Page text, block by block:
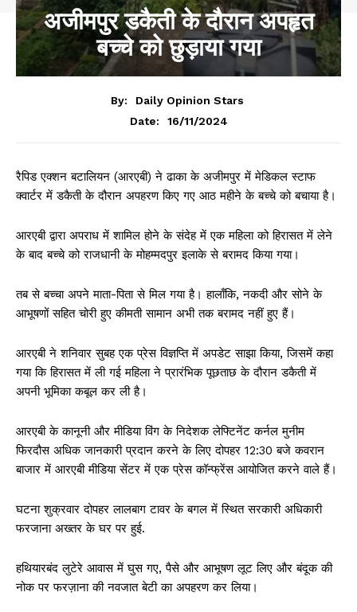
अजीमपुर डकैती के दौरान अपहृत
बच्चे को छुड़ाया गया
By:
Daily Opinion Stars
Date:
16/11/2024
रैपिड एक्शन बटालियन (आरएबी) ने ढाका के अजीमपुर में मेडिकल स्टाफ
क्वार्टर में डकैती के दौरान अपहरण किए गए आठ महीने के बच्चे को बचाया है।
आरएबी द्वारा अपराध में शामिल होने के संदेह में एक महिला को हिरासत में लेने
के बाद बच्चे को राजधानी के मोहम्मदपुर इलाके से बरामद किया गया।
तब से बच्चा अपने माता-पिता से मिल गया है। हालाँकि, नकदी और सोने के
आभूषणों सहित चोरी हुए कीमती सामान अभी तक बरामद नहीं हुए हैं।
आरएबी ने शनिवार सुबह एक प्रेस विज्ञप्ति में अपडेट साझा किया, जिसमें कहा
गया कि हिरासत में ली गई महिला ने प्रारंभिक पूछताछ के दौरान डकैती में
अपनी भूमिका कबूल कर ली है।
आरएबी के कानूनी और मीडिया विंग के निदेशक लेफ्टिनेंट कर्नल मुनीम
फिरदौस अधिक जानकारी प्रदान करने के लिए दोपहर 12:30 बजे कवरान
बाजार में आरएबी मीडिया सेंटर में एक प्रेस कॉन्फ्रेंस आयोजित करने वाले हैं।
घटना शुक्रवार दोपहर लालबाग टावर के बगल में स्थित सरकारी अधिकारी
फरजाना अख्तर के घर पर हुई.
हथियारबंद लुटेरे आवास में घुस गए, पैसे और आभूषण लूट लिए और बंदूक की
नोक पर फरज़ाना की नवजात बेटी का अपहरण कर लिया।